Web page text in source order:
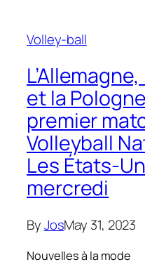
Volley-ball
et la
premier
Volleyball
Les États-
mercredi
ByJosMay 31, 2023
Nouvelles à la mode